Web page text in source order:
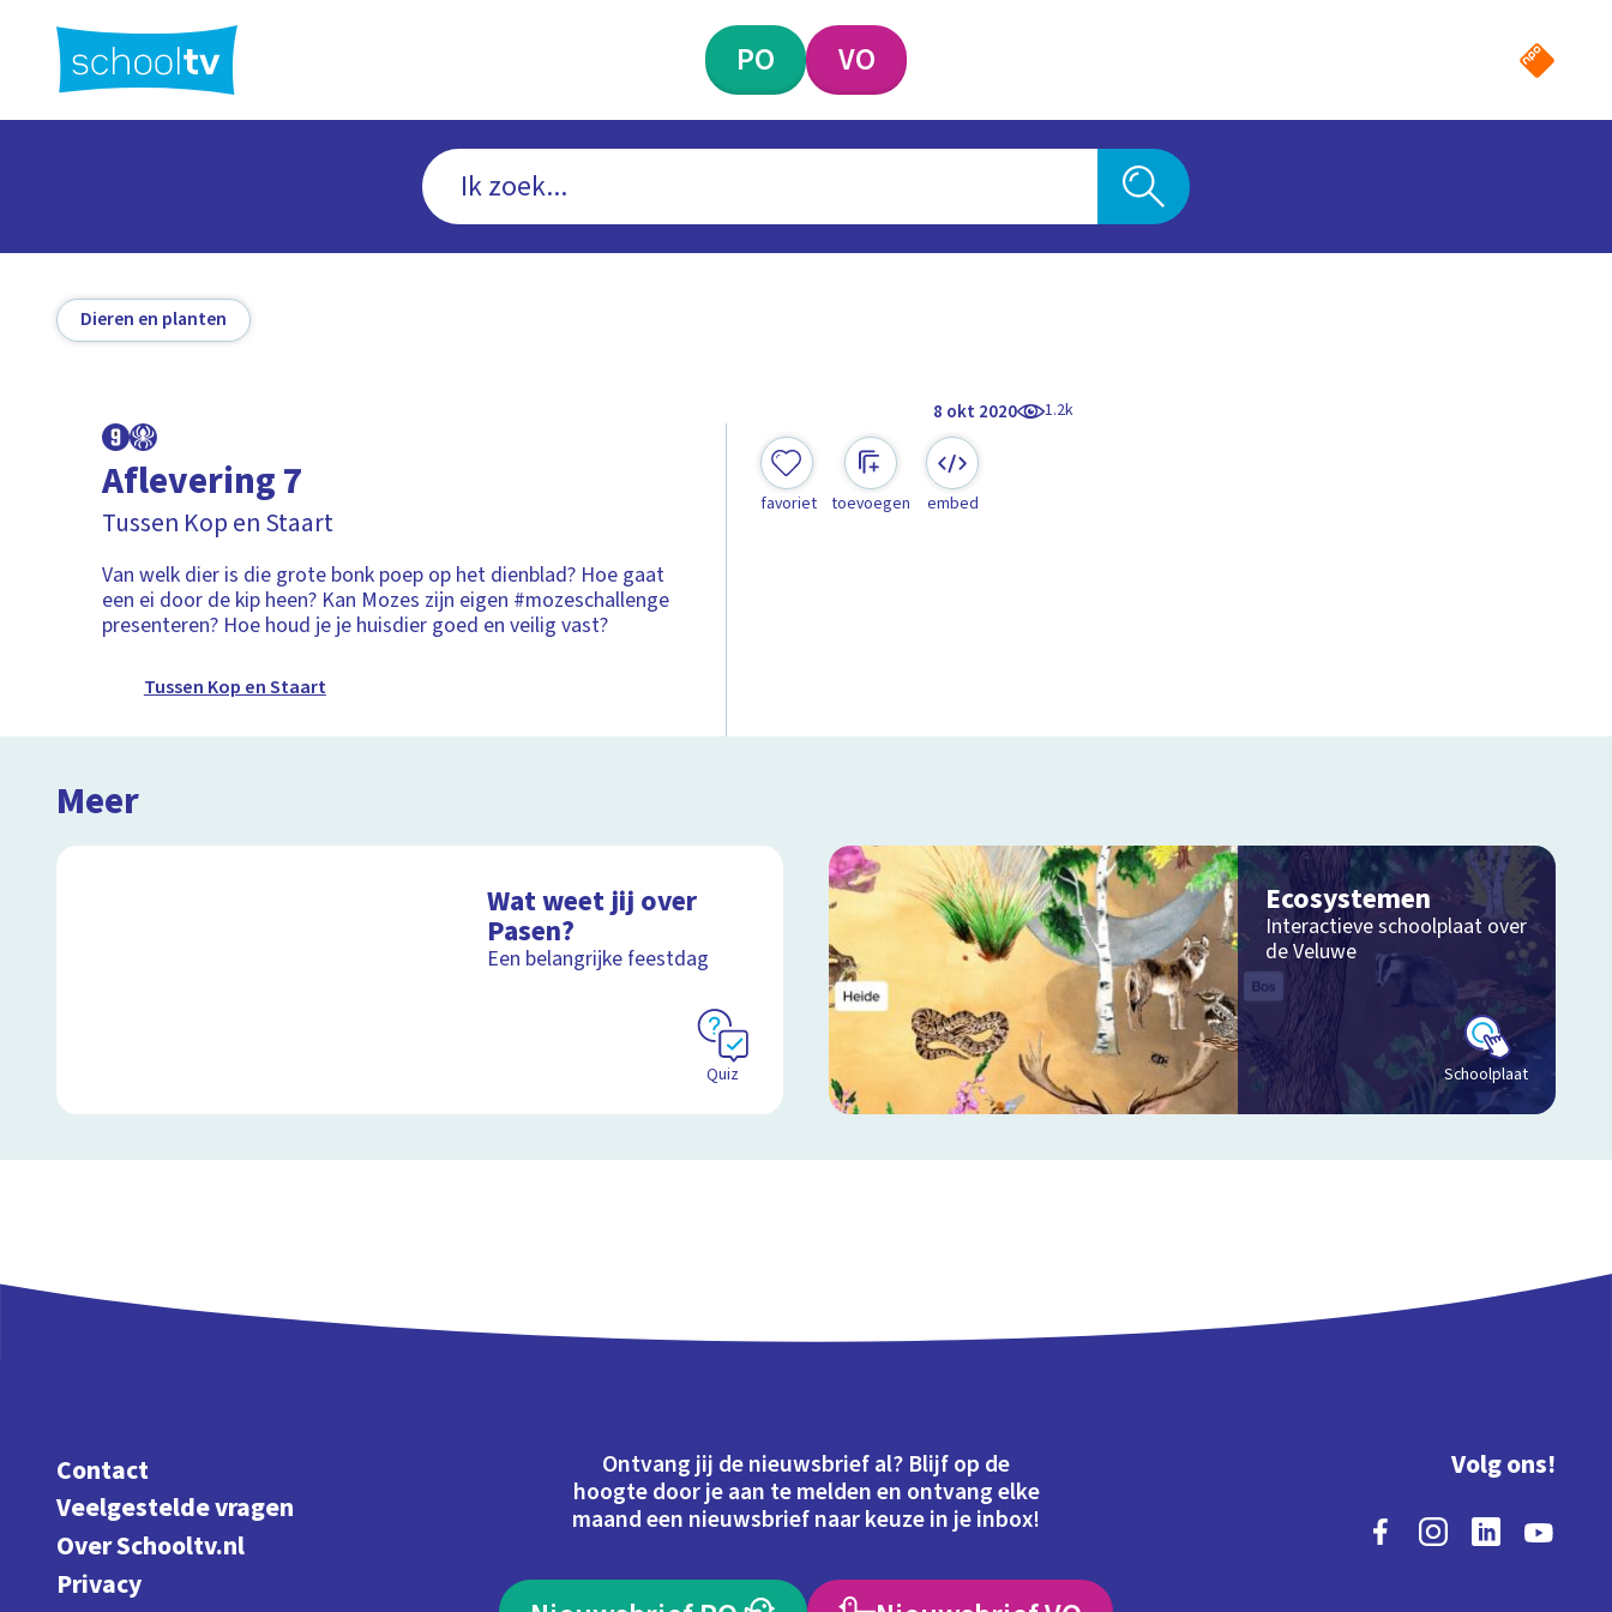
hoofdinhoud
PO VO
Dieren en planten
8 okt 2020 1.2k
Aflevering 7
Tussen Kop en Staart
Van welk dier is die grote bonk poep op het dienblad? Hoe gaat
een ei door de kip heen? Kan Mozes zijn eigen #mozeschallenge
presenteren? Hoe houd je je huisdier goed en veilig vast?
Tussen Kop en Staart
favoriet toevoegen embed
Meer
Wat weet jij over
Pasen?
Een belangrijke feestdag
Quiz
Ecosystemen
Interactieve schoolplaat over
de Veluwe
Schoolplaat
Contact
Veelgestelde vragen
Over Schooltv.nl
Privacy
Ontvang jij de nieuwsbrief al? Blijf op de
hoogte door je aan te melden en ontvang elke
maand een nieuwsbrief naar keuze in je inbox!
Volg ons!